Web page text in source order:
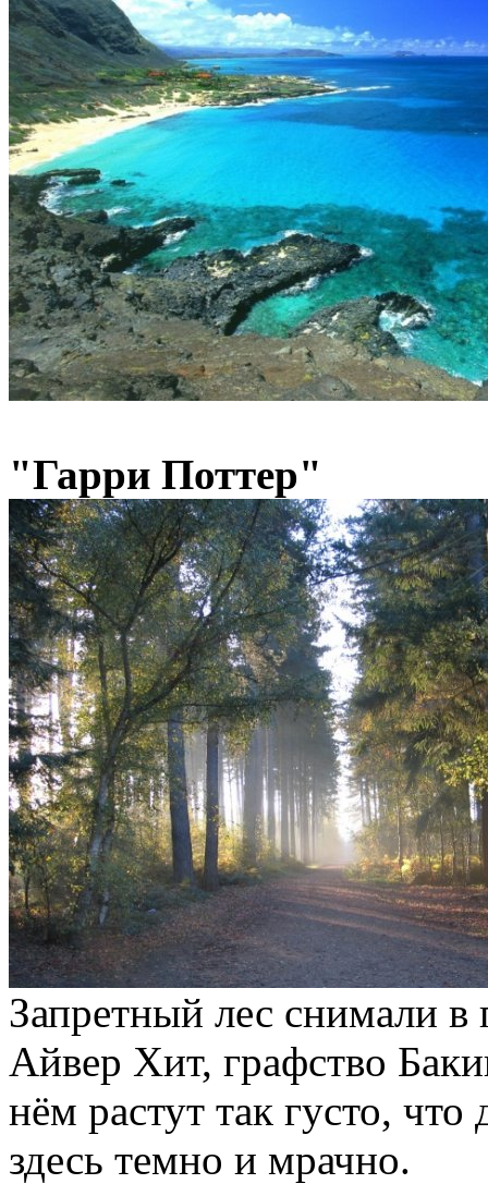
"Гарри Поттер"
Запретный лес снимали
Айвер Хит, графство
нём растут так густо,
здесь темно и мрачно.